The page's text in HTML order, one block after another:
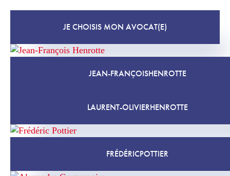
JE CHOISIS MON AVOCAT(E)
JEAN-FRANÇOISHENROTTE
LAURENT-OLIVIERHENROTTE
FRÉDÉRICPOTTIER